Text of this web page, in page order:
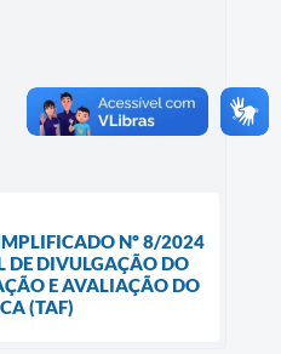
Nº 8/2024
DE DIVULGAÇÃO DO
E AVALIAÇÃO DO
(TAF)